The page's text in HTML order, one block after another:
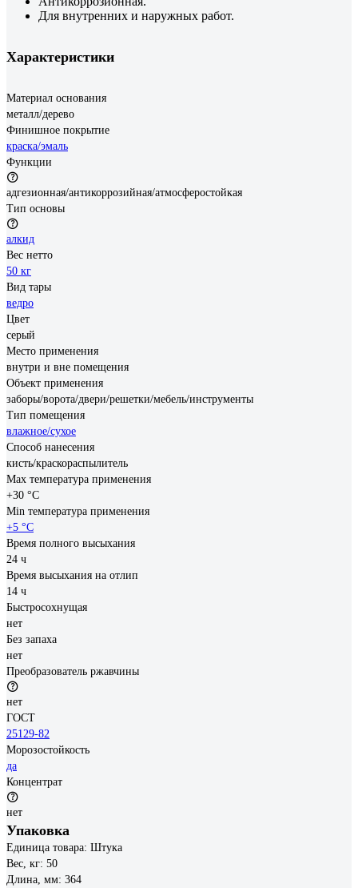
Для внутренних и наружных работ.
Характеристики
Материал основания
металл/дерево
Финишное покрытие
краска/эмаль
Функции
адгезионная/антикоррозийная/атмосферостойкая
Тип основы
алкид
Вес нетто
50 кг
Вид тары
ведро
Цвет
серый
Место применения
внутри и вне помещения
Объект применения
заборы/ворота/двери/решетки/мебель/инструменты
Тип помещения
влажное/сухое
Способ нанесения
кисть/краскораспылитель
Max температура применения
+30 °С
Min температура применения
+5 °С
Время полного высыхания
24 ч
Время высыхания на отлип
14 ч
Быстросохнущая
нет
Без запаха
нет
Преобразователь ржавчины
нет
ГОСТ
25129-82
Морозостойкость
да
Концентрат
нет
Упаковка
Единица товара: Штука
Вес, кг: 50
Длина, мм: 364